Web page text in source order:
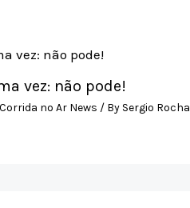
vez: não pode!
Corrida no Ar News / By Sergio Rocha